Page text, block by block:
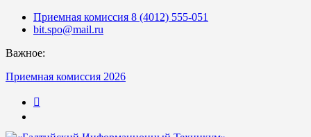
Skip
Приемная комиссия 8 (4012) 555-051
bit.spo@mail.ru
Важное:
Приемная комиссия 2026